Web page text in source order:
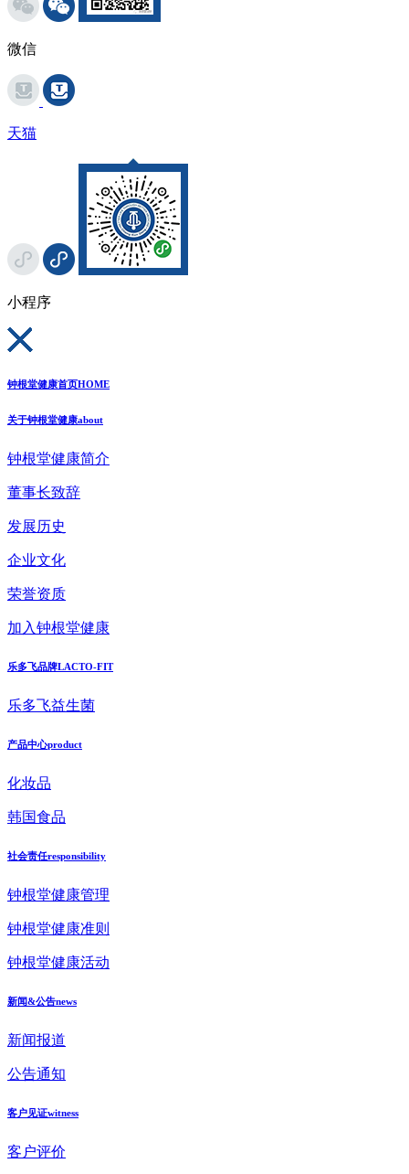
微信
天猫
小程序
钟根堂健康首页HOME
关于钟根堂健康about
钟根堂健康简介
董事长致辞
发展历史
企业文化
荣誉资质
加入钟根堂健康
乐多飞品牌LACTO-FIT
乐多飞益生菌
产品中心product
化妆品
韩国食品
社会责任responsibility
钟根堂健康管理
钟根堂健康准则
钟根堂健康活动
新闻&公告news
新闻报道
公告通知
客户见证witness
客户评价